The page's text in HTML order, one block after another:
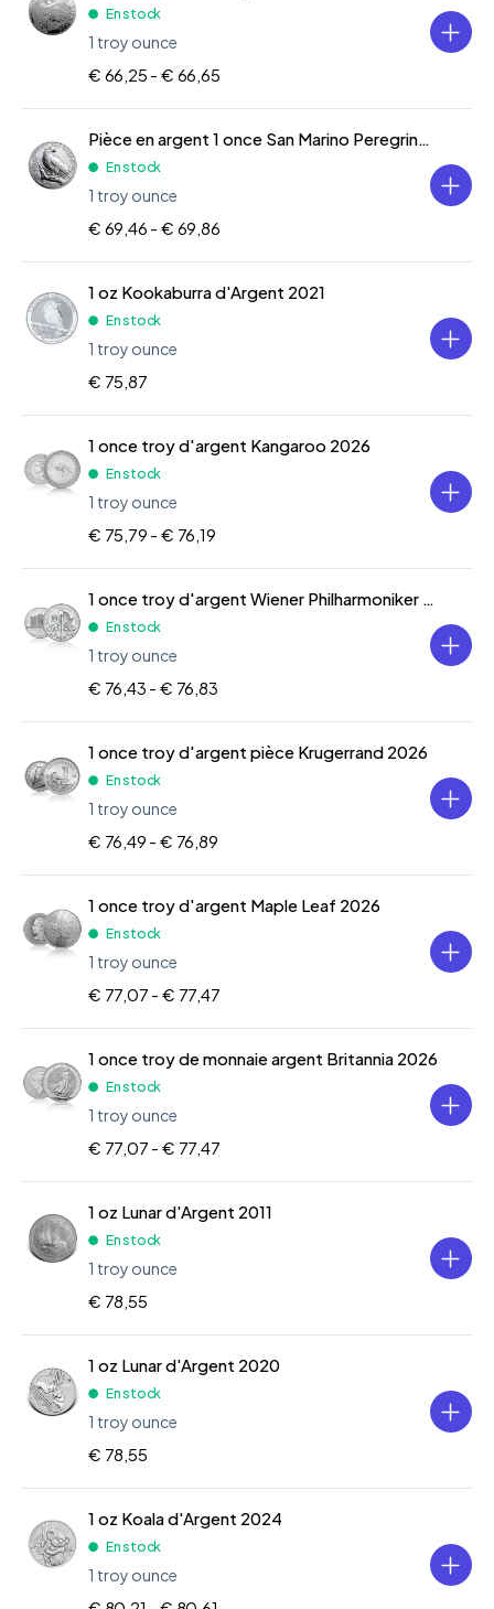
En stock
1 troy ounce
€ 66,25 - € 66,65
Pièce en argent 1 once San Marino Peregrine Falcon
En stock
1 troy ounce
€ 69,46 - € 69,86
1 oz Kookaburra d'Argent 2021
En stock
1 troy ounce
€ 75,87
1 once troy d'argent Kangaroo 2026
En stock
1 troy ounce
€ 75,79 - € 76,19
1 once troy d'argent Wiener Philharmoniker 2026
En stock
1 troy ounce
€ 76,43 - € 76,83
1 once troy d'argent pièce Krugerrand 2026
En stock
1 troy ounce
€ 76,49 - € 76,89
1 once troy d'argent Maple Leaf 2026
En stock
1 troy ounce
€ 77,07 - € 77,47
1 once troy de monnaie argent Britannia 2026
En stock
1 troy ounce
€ 77,07 - € 77,47
1 oz Lunar d'Argent 2011
En stock
1 troy ounce
€ 78,55
1 oz Lunar d'Argent 2020
En stock
1 troy ounce
€ 78,55
1 oz Koala d'Argent 2024
En stock
1 troy ounce